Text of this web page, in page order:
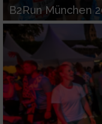
B2Run München